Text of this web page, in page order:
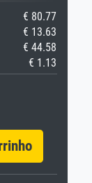
€ 80.77
€ 13.63
€ 44.58
€ 1.13